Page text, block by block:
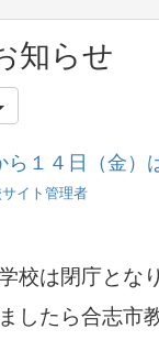
知らせ
ら１４日（金）
イト管理者
校は閉庁となり
したら合志市